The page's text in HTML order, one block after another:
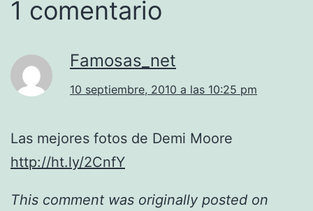
1 comentario
Famosas_net
10 septiembre, 2010 a las 10:25 pm
Las mejores fotos de Demi Moore
http://ht.ly/2CnfY
This comment was originally posted on